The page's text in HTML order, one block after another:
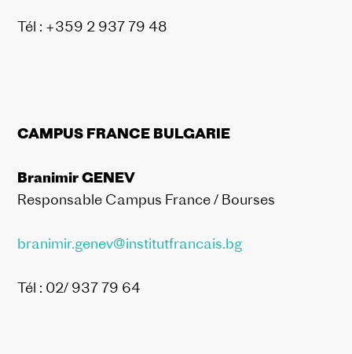
Tél : +359 2 937 79 48
CAMPUS FRANCE BULGARIE
Branimir GENEV
Responsable Campus France / Bourses
branimir.genev@institutfrancais.bg
Tél : 02/ 937 79 64